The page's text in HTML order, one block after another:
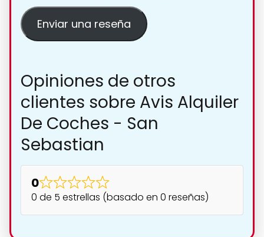
Enviar una reseña
Opiniones de otros
clientes sobre Avis Alquiler
De Coches - San
Sebastian
0
0 de 5 estrellas (basado en 0 reseñas)